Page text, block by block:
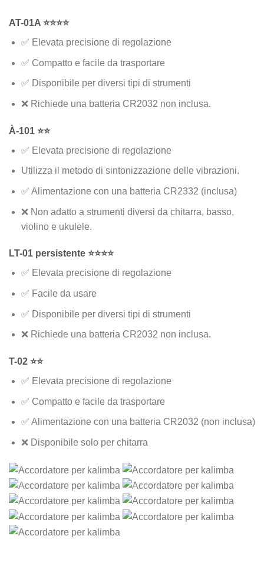
AT-01A ⭐⭐⭐⭐
✅ Elevata precisione di regolazione
✅ Compatto e facile da trasportare
✅ Disponibile per diversi tipi di strumenti
❌ Richiede una batteria CR2032 non inclusa.
À-101 ⭐⭐
✅ Elevata precisione di regolazione
Utilizza il metodo di sintonizzazione delle vibrazioni.
✅ Alimentazione con una batteria CR2332 (inclusa)
❌ Non adatto a strumenti diversi da chitarra, basso,
violino e ukulele.
LT-01 persistente ⭐⭐⭐⭐
✅ Elevata precisione di regolazione
✅ Facile da usare
✅ Disponibile per diversi tipi di strumenti
❌ Richiede una batteria CR2032 non inclusa.
T-02 ⭐⭐
✅ Elevata precisione di regolazione
✅ Compatto e facile da trasportare
✅ Alimentazione con una batteria CR2032 (non inclusa)
❌ Disponibile solo per chitarra